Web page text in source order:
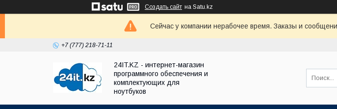
Создать сайт на Satu.kz
Сейчас у компании нерабочее время. Заказы и
+7 (777) 218-71-11
24IT.KZ - интернет-магазин
программного обеспечения и
комплектующих для
ноутбуков